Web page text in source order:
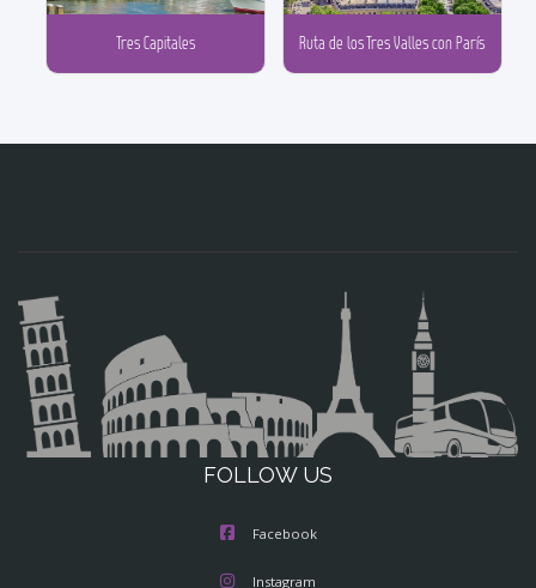
Tres Capitales Ruta de los Tres Valles con París
FOLLOW US
Facebook
Instagram